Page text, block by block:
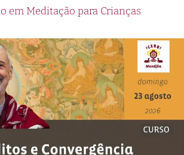
em Meditação para Crianças